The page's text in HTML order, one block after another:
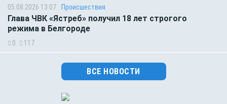
05.08.2026 13:07 Происшествия
Глава ЧВК «Ястреб» получил 18 лет строгого
режима в Белгороде
0 117
ВСЕ НОВОСТИ